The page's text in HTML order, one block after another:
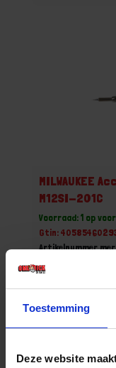
Toestemming
Deze website
MILWAUKEE
M12SI-201C
Voorraad: 1 op
Gtin:
Artikelnummer
-